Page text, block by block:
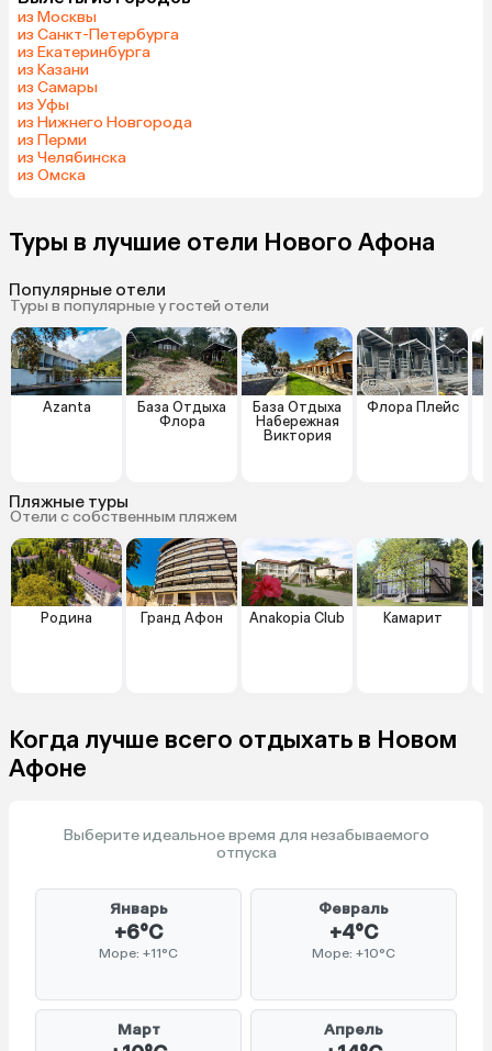
из Москвы
из Санкт-Петербурга
из Екатеринбурга
из Казани
из Самары
из Уфы
из Нижнего Новгорода
из Перми
из Челябинска
из Омска
Туры в лучшие отели Нового Афона
Популярные отели
Туры в популярные у гостей отели
Azanta
База Отдыха
Флора
База Отдыха
Набережная
Виктория
Флора Плейс
Пляжные туры
Отели с собственным пляжем
Родина Гранд Афон Anakopia Club Камарит
Когда лучше всего отдыхать в Новом
Афоне
Выберите идеальное время для незабываемого
отпуска
Январь
+6°C
Море: +11°C
Февраль
+4°C
Море: +10°C
Март Апрель